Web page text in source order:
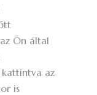
Ön által
kattintva az
is